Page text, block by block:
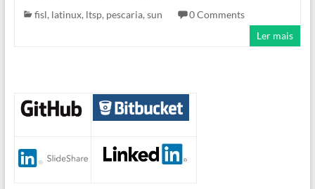
fisl, latinux, ltsp, pescaria, sun
0 Comments
Ler mais